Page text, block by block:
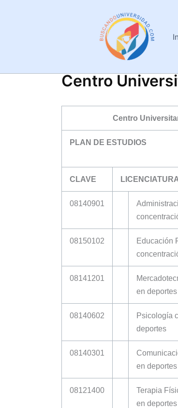
Centro
Centro
PLAN DE ESTUDIOS
CLAVE
08140901
08150102
Educación
08141201
en deportes
08140602
Psicología
deportes
08140301
en deportes
08121400
Terapia
en deportes